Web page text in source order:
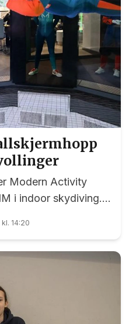
Modern Activity
i indoor skydiving.
å fly innendørs i en
40 lag, en god
Her ser vi
14:20